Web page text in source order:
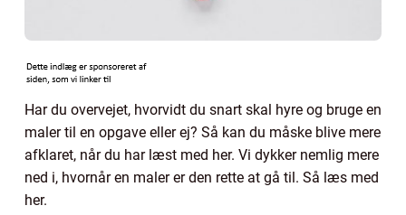
Har du overvejet, hvorvidt du snart skal hyre og bruge en
maler til en opgave eller ej? Så kan du måske blive mere
afklaret, når du har læst med her. Vi dykker nemlig mere
ned i, hvornår en maler er den rette at gå til. Så læs med
her.